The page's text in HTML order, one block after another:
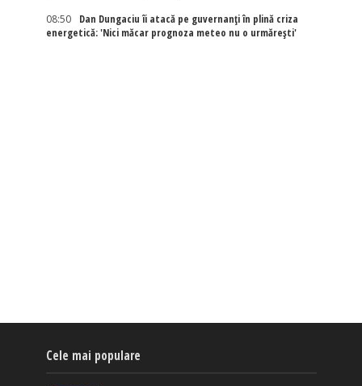
08:50
Dan Dungaciu îi atacă pe guvernanți în plină criza
energetică: 'Nici măcar prognoza meteo nu o urmărești'
Cele mai populare